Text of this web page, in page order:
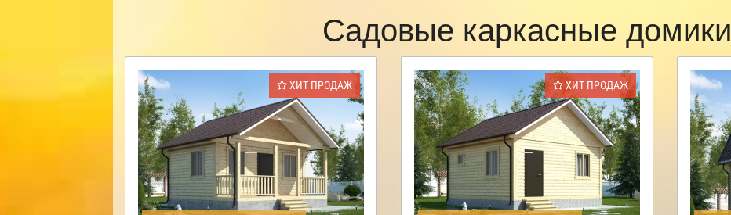
Садовые каркасные домики
ХИТ ПРОДАЖ ХИТ ПРОДАЖ